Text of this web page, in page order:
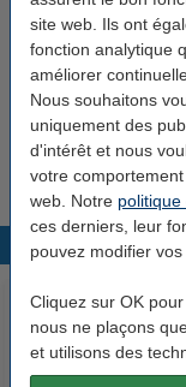
site web. Ils ont
fonction analytique
améliorer
Nous souhaitons
uniquement des
d'intérêt et nous
votre
web. Notre
ces derniers, leur
pouvez modifier vos
Cliquez sur OK pour
nous ne plaçons
et utilisons des
3,50 €